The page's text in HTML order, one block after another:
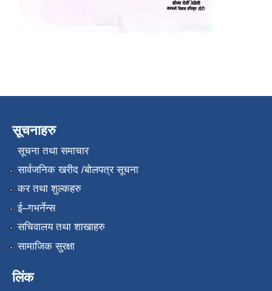
सूचनाहरु
सूचना तथा समाचार
सार्वजनिक खरीद /बोलपत्र सूचना
कर तथा शुल्कहरु
ई–गभर्नेन्स
सचिवालय तथा शाखाहरु
सामाजिक सुरक्षा
लिंक